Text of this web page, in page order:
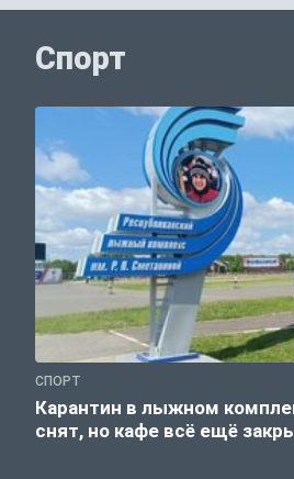
Спорт
СПОРТ
Карантин в лыжном
снят, но кафе всё ещё